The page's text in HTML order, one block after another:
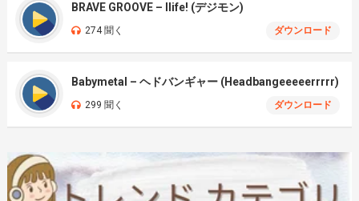
BRAVE GROOVE – Ilife! (デジモン)
274 聞く ダウンロード
Babymetal – ヘドバンギャー (Headbangeeeeerrrrr)
299 聞く ダウンロード